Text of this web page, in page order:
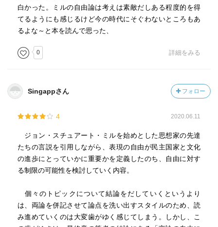
白かった。ミルの自由論は考えは素敵だしある程度的を得
てるようにも感じるけど今の時代にそぐわないところもあ
るよな～と本を読んで思った、
0 詳細をみる
Singappさん フォロー
4 2020.06.11
ジョン・スチュアート・ミルを始めとした思想家の先達
たちの言説を引用しながら、表現の自由が民主国家と文化
の進歩にとっていかに重要かを定義したのち、自由に対す
る制限の可能性を検討していく内容。
個々のトピックについて結論をだしていくというより
は、両論を併記させて論点を洗い出すスタイルのため、読
み進めていくのは大変歯がゆく感じてしまう。しかし、こ